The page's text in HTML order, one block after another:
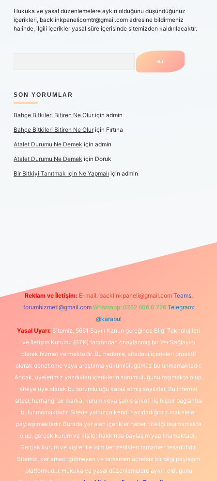
Hukuka ve yasal düzenlemelere aykırı olduğunu düşündüğünüz
içerikleri, backlinkpanelicomtr@gmail.com adresine bildirmeniz
halinde, ilgili içerikler yasal süre içerisinde sitemizden kaldırılacaktır.
SON YORUMLAR
Bahçe Bitkileri Bitiren Ne Oluriçin admin
Bahçe Bitkileri Bitiren Ne Oluriçin Fırtına
Atalet Durumu Ne Demek için admin
Atalet Durumu Ne Demek için Doruk
Bir Bitkiyi Tanıtmak Için Ne Yapmalı için admin
Reklam ve İletişim: E-mail: backlinkpaneli@gmail.com Teams:
forumhizmeti@gmail.com Whatsapp: 0262 606 0 726 Telegram:
@karabul
Yasal Uyarı: Sitemiz, 5651 Sayılı Kanun gereğince Bilgi Teknolojileri
ve İletişim Kurumu (BTK) tarafından onaylanmış bir Yer Sağlayıcı
olarak hizmet vermektedir. Bu nedenle, sitedeki içerikleri proaktif
olarak denetleme veya araştırma yükümlülüğümüz bulunmamaktadır.
Ancak, üyelerimiz yazdıkları içeriklerin sorumluluğunu taşımakta olup,
siteye üye olarak bu sorumluluğu kabul etmiş sayılırlar. Bu internet
sitesi, herhangi bir marka, kurum veya şahıs şirketi ile hiçbir bağlantısı
bulunmamaktadır. Sitede yalnızca kendi hazırladığımız makaleler
paylaşılmaktadır. Burada yer alan içerikler haber niteliği taşımamakta
olup, gerçek kurum ve kişiler hakkında paylaşım yapılmamaktadır.
Gerçek kurum ve kişiler ile isim benzerlikleri tamamen tesadüfidir.
Sitemiz, kar amacı gütmeyen ve tamamen ücretsiz bir bilgi paylaşım
platformudur. Hukuka ve yasal düzenlemelere aykırı olduğunu